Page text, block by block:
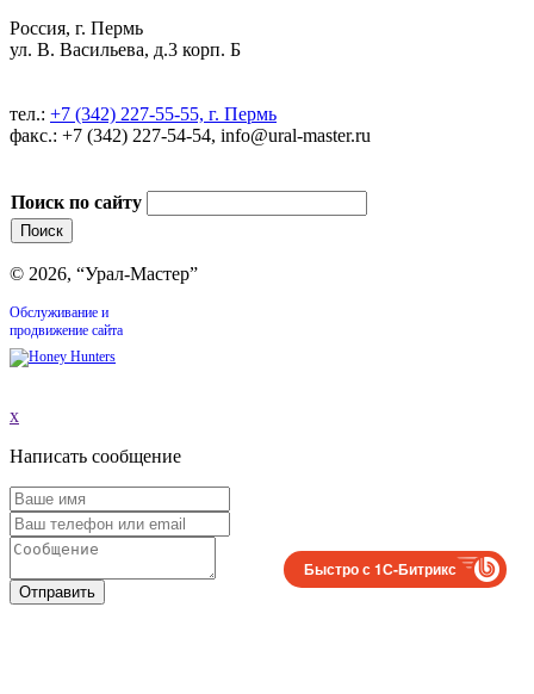
Россия, г. Пермь
ул. В. Васильева, д.3 корп. Б
тел.: +7 (342) 227-55-55, г. Пермь
факс.: +7 (342) 227-54-54, info@ural-master.ru
Поиск по сайту
© 2026, “Урал-Мастер”
Обслуживание и
продвижение сайта
x
Написать сообщение
Отправить
Быстро с 1С-Битрикс